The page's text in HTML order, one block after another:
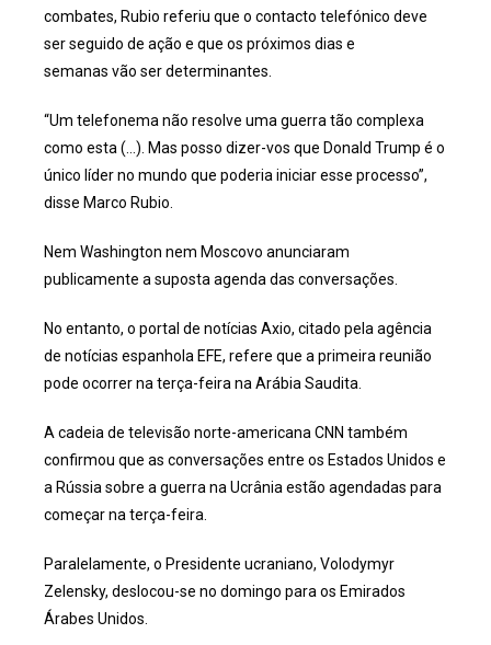
combates, Rubio referiu que o contacto telefónico deve
ser seguido de ação e que os próximos dias e
semanas vão ser determinantes.
“Um telefonema não resolve uma guerra tão complexa
como esta (…). Mas posso dizer-vos que Donald Trump é o
único líder no mundo que poderia iniciar esse processo”,
disse Marco Rubio.
Nem Washington nem Moscovo anunciaram
publicamente a suposta agenda das conversações.
No entanto, o portal de notícias Axio, citado pela agência
de notícias espanhola EFE, refere que a primeira reunião
pode ocorrer na terça-feira na Arábia Saudita.
A cadeia de televisão norte-americana CNN também
confirmou que as conversações entre os Estados Unidos e
a Rússia sobre a guerra na Ucrânia estão agendadas para
começar na terça-feira.
Paralelamente, o Presidente ucraniano, Volodymyr
Zelensky, deslocou-se no domingo para os Emirados
Árabes Unidos.